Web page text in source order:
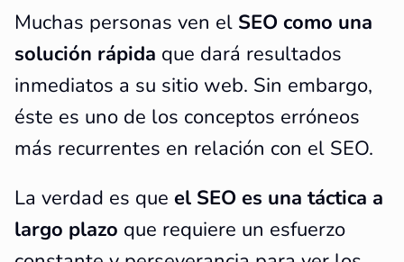
Muchas personas ven el SEO como una
solución rápida que dará resultados
inmediatos a su sitio web. Sin embargo,
éste es uno de los conceptos erróneos
más recurrentes en relación con el SEO.
La verdad es que el SEO es una táctica a
largo plazo que requiere un esfuerzo